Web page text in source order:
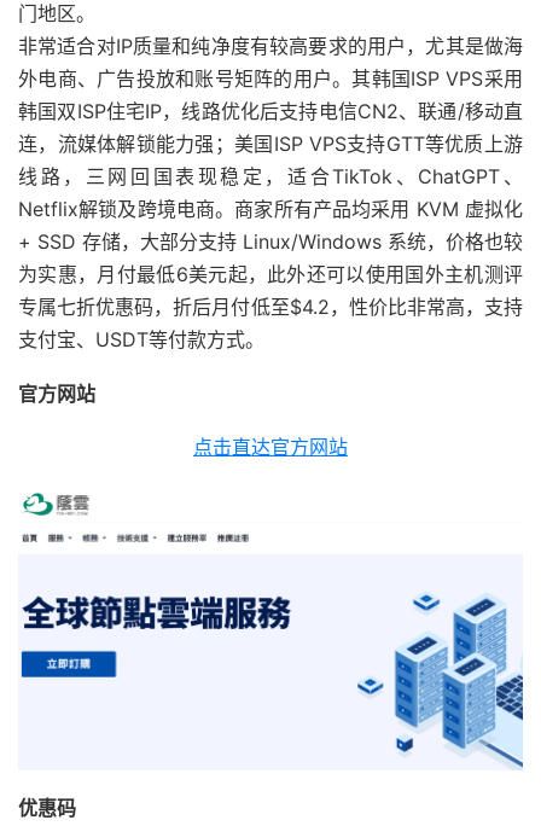
门地区。
非常适合对IP质量和纯净度有较高要求的用户，尤其是做海
外电商、广告投放和账号矩阵的用户。其韩国ISP VPS采用
韩国双ISP住宅IP，线路优化后支持电信CN2、联通/移动直
连，流媒体解锁能力强；美国ISP VPS支持GTT等优质上游
线路，三网回国表现稳定，适合TikTok、ChatGPT、
Netflix解锁及跨境电商。商家所有产品均采用 KVM 虚拟化
+ SSD 存储，大部分支持 Linux/Windows 系统，价格也较
为实惠，月付最低6美元起，此外还可以使用国外主机测评
专属七折优惠码，折后月付低至$4.2，性价比非常高，支持
支付宝、USDT等付款方式。
官方网站
点击直达官方网站
优惠码